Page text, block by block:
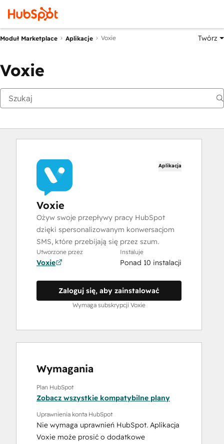
Moduł Marketplace Aplikacje Voxie Twórz
Voxie
Aplikacja
Voxie
Ożyw swoje przepływy pracy HubSpot
dzięki spersonalizowanym konwersacjom
SMS, które przebijają się przez szum.
Utworzone przez
Voxie
Instaluje
Ponad 10 instalacji
Zaloguj się, aby zainstalować
Wymaga subskrypcji Voxie
Wymagania
Plan HubSpot
Zobacz wszystkie kompatybilne plany
Uprawnienia konta HubSpot
Nie wymaga uprawnień HubSpot. Aplikacja
Voxie może prosić o dodatkowe